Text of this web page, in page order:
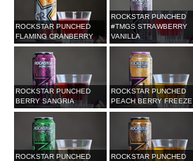
ROCKSTAR PUNCHED
FLAMING CRANBERRY
ROCKSTAR PUNCHED
#TMGS STRAWBERRY
VANILLA
ROCKSTAR PUNCHED
BERRY SANGRIA
ROCKSTAR PUNCHED
PEACH BERRY FREEZE
ROCKSTAR PUNCHED
ROCKSTAR PUNCHED